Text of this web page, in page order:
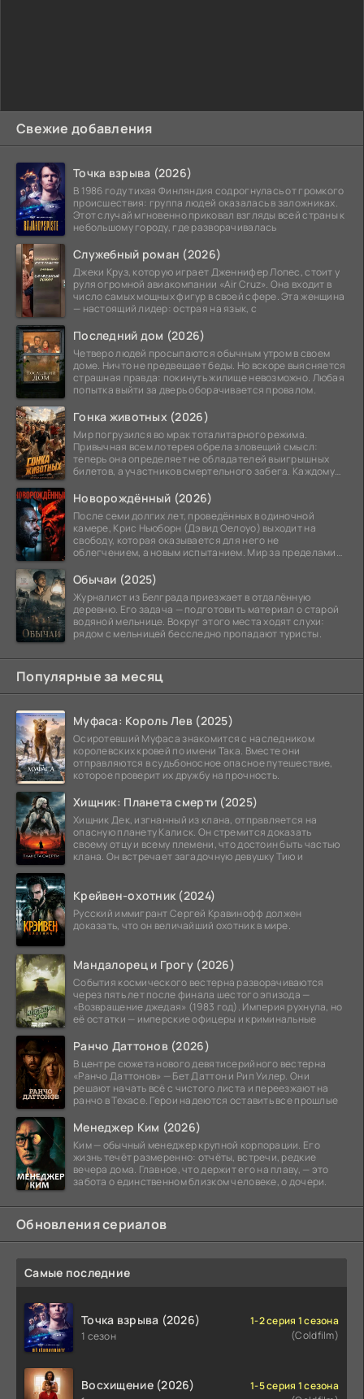
Свежие добавления
Точка взрыва (2026)
В 1986 году тихая Финляндия содрогнулась от громкого
происшествия: группа людей оказалась в заложниках.
Этот случай мгновенно приковал взгляды всей страны к
небольшому городу, где разворачивалась
Служебный роман (2026)
Джеки Круз, которую играет Дженнифер Лопес, стоит у
руля огромной авиакомпании «Air Cruz». Она входит в
число самых мощных фигур в своей сфере. Эта женщина
— настоящий лидер: острая на язык, с
Последний дом (2026)
Четверо людей просыпаются обычным утром в своем
доме. Ничто не предвещает беды. Но вскоре выясняется
страшная правда: покинуть жилище невозможно. Любая
попытка выйти за дверь оборачивается провалом.
Гонка животных (2026)
Мир погрузился во мрак тоталитарного режима.
Привычная всем лотерея обрела зловещий смысл:
теперь она определяет не обладателей выигрышных
билетов, а участников смертельного забега. Каждому
Новорождённый (2026)
После семи долгих лет, проведённых в одиночной
камере, Крис Ньюборн (Дэвид Оелоуо) выходит на
свободу, которая оказывается для него не
облегчением, а новым испытанием. Мир за пределами
Обычаи (2025)
Журналист из Белграда приезжает в отдалённую
деревню. Его задача — подготовить материал о старой
водяной мельнице. Вокруг этого места ходят слухи:
рядом с мельницей бесследно пропадают туристы.
Популярные за месяц
Муфаса: Король Лев (2025)
Осиротевший Муфаса знакомится с наследником
королевских кровей по имени Така. Вместе они
отправляются в судьбоносное опасное путешествие,
которое проверит их дружбу на прочность.
Хищник: Планета смерти (2025)
Хищник Дек, изгнанный из клана, отправляется на
опасную планету Калиск. Он стремится доказать
своему отцу и всему племени, что достоин быть частью
клана. Он встречает загадочную девушку Тию и
Крейвен-охотник (2024)
Русский иммигрант Сергей Кравинофф должен
доказать, что он величайший охотник в мире.
Мандалорец и Грогу (2026)
События космического вестерна разворачиваются
через пять лет после финала шестого эпизода —
«Возвращение джедая» (1983 год). Империя рухнула, но
её остатки — имперские офицеры и криминальные
Ранчо Даттонов (2026)
В центре сюжета нового девятисерийного вестерна
«Ранчо Даттонов» — Бет Даттон и Рип Уилер. Они
решают начать всё с чистого листа и переезжают на
ранчо в Техасе. Герои надеются оставить все прошлые
Менеджер Ким (2026)
Ким — обычный менеджер крупной корпорации. Его
жизнь течёт размеренно: отчёты, встречи, редкие
вечера дома. Главное, что держит его на плаву, — это
забота о единственном близком человеке, о дочери.
Обновления сериалов
Самые последние
Точка взрыва (2026)
1 сезон
1-2 серия 1 сезона
(Coldfilm)
Восхищение (2026)
1-5 серия 1 сезона